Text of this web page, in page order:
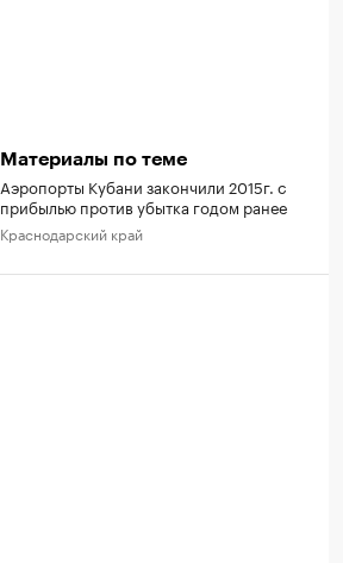
Материалы по теме
Аэропорты Кубани закончили 2015г. с
прибылью против убытка годом ранее
Краснодарский край